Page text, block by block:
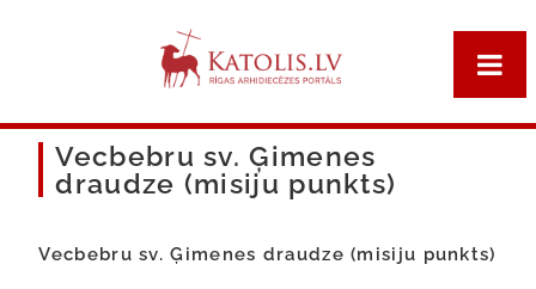
Vecbebru sv. Ģimenes
draudze (misiju punkts)
Vecbebru sv. Ģimenes draudze (misiju punkts)